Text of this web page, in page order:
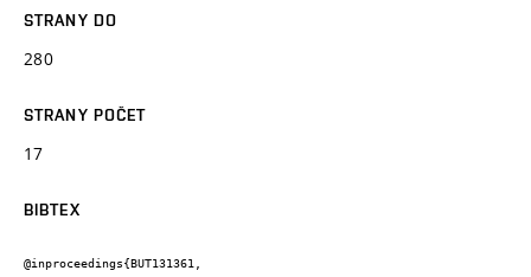
STRANY DO
280
STRANY POČET
17
BIBTEX
@inproceedings{BUT131361,